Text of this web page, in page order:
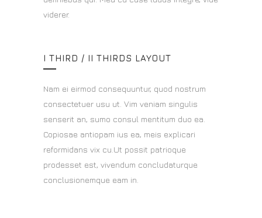
viderer.
I THIRD / II THIRDS LAYOUT
Nam ei eirmod consequuntur, quod nostrum
consectetuer usu ut. Vim veniam singulis
senserit an, sumo consul mentitum duo ea.
Copiosae antiopam ius ea, meis explicari
reformidans vix cu.Ut possit patrioque
prodesset est, vivendum concludaturque
conclusionemque eam in.